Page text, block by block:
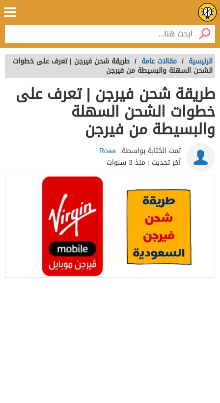
الرئيسية / مقالات عامة / طريقة شحن فيرجن | تعرف على خطوات
الشحن السهلة والبسيطة من فيرجن
طريقة شحن فيرجن | تعرف على
خطوات الشحن السهلة
والبسيطة من فيرجن
تمت الكتابة بواسطة: Roaa
آخر تحديث : منذ 3 سنوات